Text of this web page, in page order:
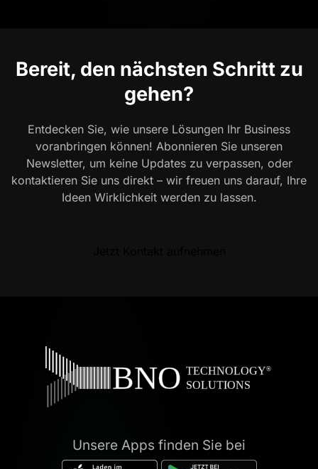
Bereit, den nächsten Schritt zu
gehen?
Entdecken Sie, wie unsere Lösungen Ihr Business
voranbringen können! Abonnieren Sie unseren
Newsletter, um keine Updates zu verpassen, oder
kontaktieren Sie uns direkt – wir freuen uns darauf, Ihre
Ideen Wirklichkeit werden zu lassen.
Unsere Apps finden Sie bei